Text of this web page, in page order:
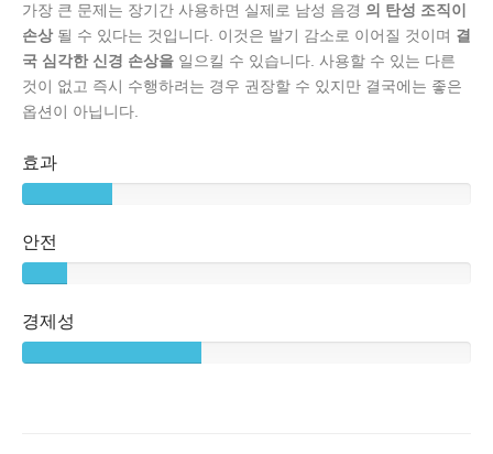
가장 큰 문제는 장기간 사용하면 실제로 남성 음경 의 탄성 조직이
손상될 수 있다는 것입니다. 이것은 발기 감소로 이어질 것이며 결
국 심각한 신경 손상을 일으킬 수 있습니다. 사용할 수 있는 다른
것이 없고 즉시 수행하려는 경우 권장할 수 있지만 결국에는 좋은
옵션이 아닙니다.
효과
안전
경제성